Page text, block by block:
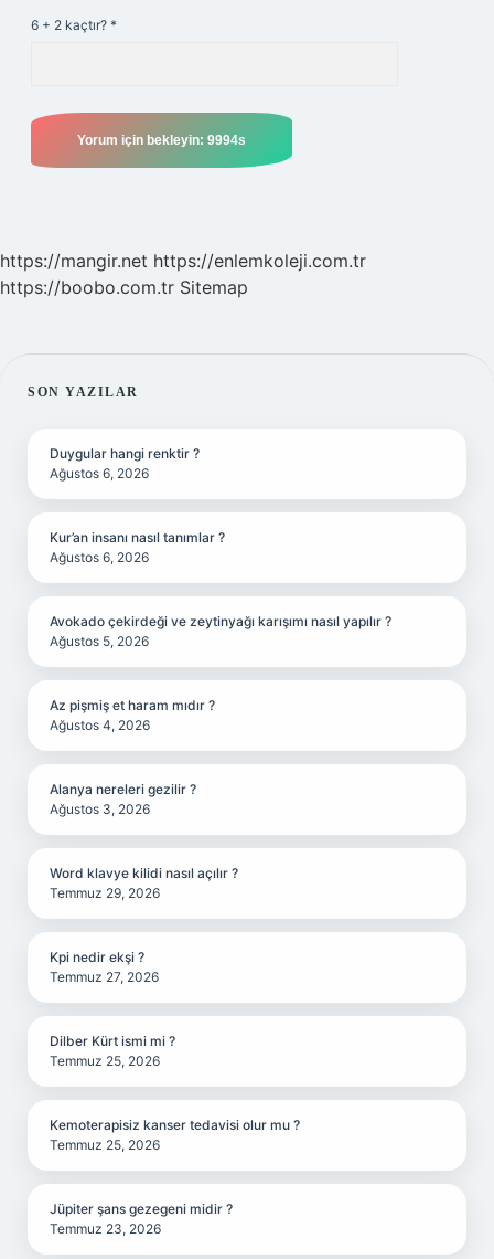
6 + 2 kaçtır? *
https://mangir.net https://enlemkoleji.com.tr
https://boobo.com.tr Sitemap
SIDEBAR
SON YAZILAR
Duygular hangi renktir ?
Ağustos 6, 2026
Kur’an insanı nasıl tanımlar ?
Ağustos 6, 2026
Avokado çekirdeği ve zeytinyağı karışımı nasıl yapılır ?
Ağustos 5, 2026
Az pişmiş et haram mıdır ?
Ağustos 4, 2026
Alanya nereleri gezilir ?
Ağustos 3, 2026
Word klavye kilidi nasıl açılır ?
Temmuz 29, 2026
Kpi nedir ekşi ?
Temmuz 27, 2026
Dilber Kürt ismi mi ?
Temmuz 25, 2026
Kemoterapisiz kanser tedavisi olur mu ?
Temmuz 25, 2026
Jüpiter şans gezegeni midir ?
Temmuz 23, 2026